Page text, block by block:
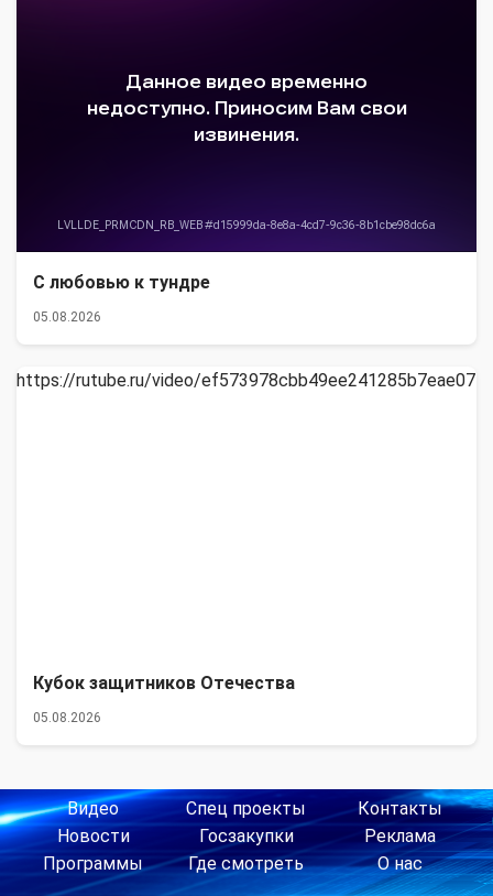
С любовью к тундре
05.08.2026
https://rutube.ru/video/
Кубок защитников Отечества
05.08.2026
Видео
Новости
Программы
Спец проекты
Госзакупки
Где смотреть
Контакты
Реклама
О нас